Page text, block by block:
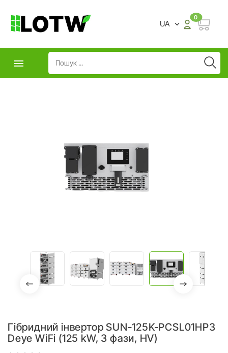
UA 
0

Гібридний інвертор SUN-125K-PCSL01HP3
Deye WiFi (125 kW, 3 фази, HV)